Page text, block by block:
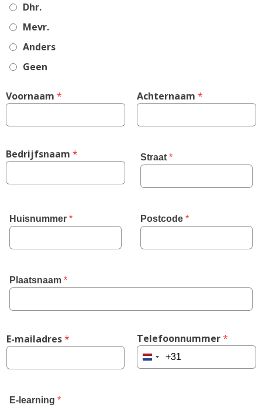
Dhr.
Mevr.
Anders
Geen
Voornaam * Achternaam *
Bedrijfsnaam * Straat *
Huisnummer * Postcode *
Plaatsnaam *
E-mailadres * Telefoonnummer *
Netherlands
E-learning *